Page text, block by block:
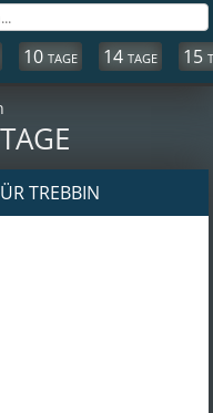
10 tage 14 tage 15
TREBBIN